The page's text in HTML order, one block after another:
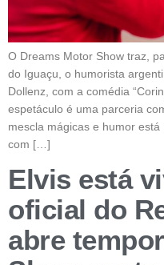
O Dreams Motor Show traz,
do Iguaçu, o humorista
Dollenz, com a comédia
espetáculo é uma parceria
mescla mágicas e humor
com […]
Elvis está
oficial do
abre